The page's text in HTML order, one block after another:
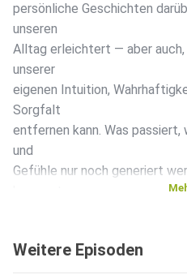
persönliche Geschichten
unseren
Alltag erleichtert — aber auch,
unserer
eigenen Intuition,
Sorgfalt
entfernen kann. Was passiert,
und
Gefühle nur noch generiert
Weitere Episoden